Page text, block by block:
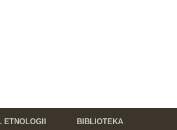
ETNOLOGII BIBLIOTEKA